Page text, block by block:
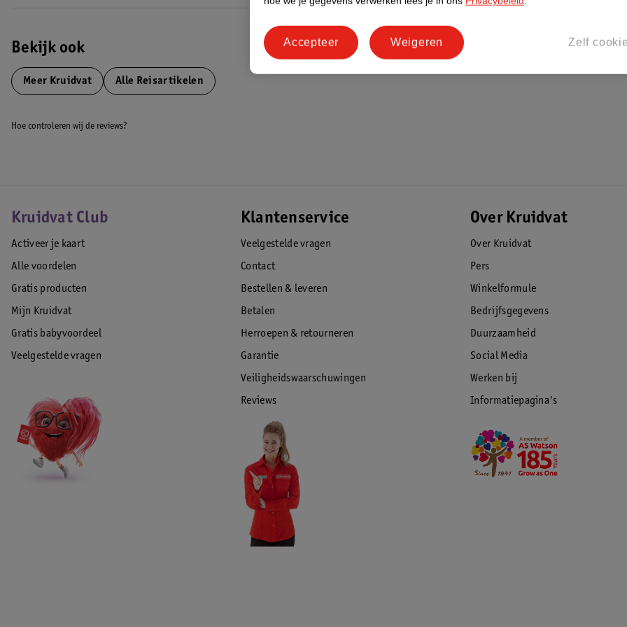
Bekijk ook
Meer Kruidvat Alle Reisartikelen
Hoe controleren wij de reviews?
Kruidvat Club
Activeer je kaart
Alle voordelen
Gratis producten
Mijn Kruidvat
Gratis babyvoordeel
Veelgestelde vragen
Klantenservice
Veelgestelde vragen
Contact
Bestellen & leveren
Betalen
Herroepen & retourneren
Garantie
Veiligheidswaarschuwingen
Reviews
Over Kruidvat
Over Kruidvat
Pers
Winkelformule
Bedrijfsgegevens
Duurzaamheid
Social Media
Werken bij
Informatiepagina's
Zelf
Weigeren
Accepteer